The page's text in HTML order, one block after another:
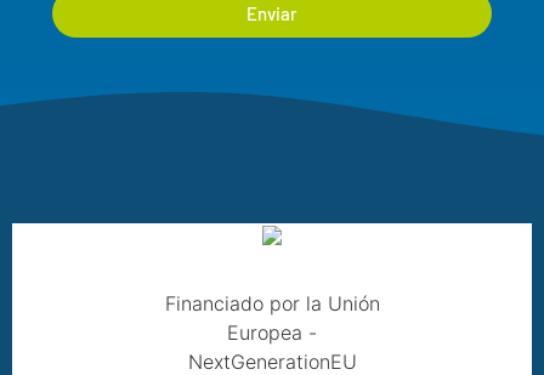
Enviar
Financiado por la Unión
Europea -
NextGenerationEU